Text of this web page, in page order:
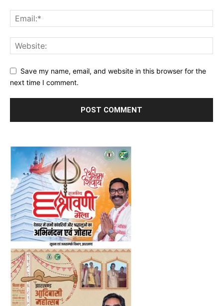
Save my name, email, and website in this browser for the
next time I comment.